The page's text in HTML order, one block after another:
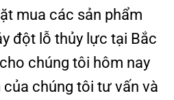
mua các sản phẩm
đột lỗ thủy lực tại Bắc
chúng tôi hôm nay
chúng tôi tư vấn và